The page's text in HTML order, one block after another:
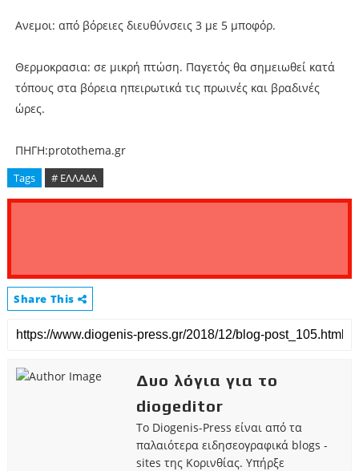
Ανεμοι: από βόρειες διευθύνσεις 3 με 5 μποφόρ.
Θερμοκρασια: σε μικρή πτώση. Παγετός θα σημειωθεί κατά
τόπους στα βόρεια ηπειρωτικά τις πρωινές και βραδινές
ώρες.
ΠΗΓΗ:protothema.gr
Tags # ΕΛΛΑΔΑ
Share This
Δυο λόγια για το
diogeditor
Το Diogenis-Press είναι από τα
παλαιότερα ειδησεογραφικά blogs -
sites της Κορινθίας. Υπήρξε